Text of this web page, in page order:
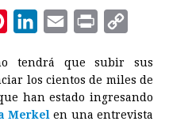
t
e
n
k
e
a
i
l
i
n
t
p
y
L
tendrá que subir sus
los cientos de miles de
han estado ingresando
Merkel en una entrevista